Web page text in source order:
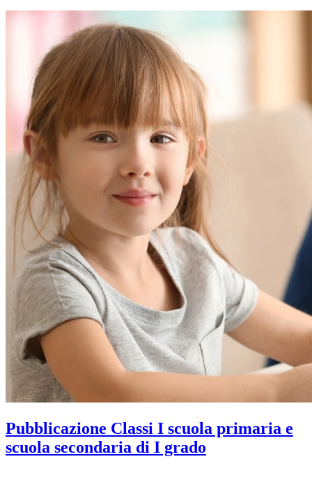
Pubblicazione Classi I scuola primaria e
scuola secondaria di I grado